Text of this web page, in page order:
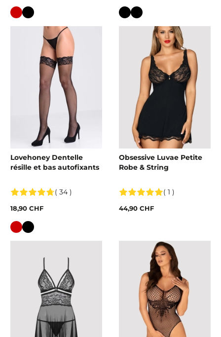
Couleur Couleur
Lovehoney Dentelle
résille et bas autofixants
( 34 )
18,90 CHF
Couleur
Obsessive Luvae Petite
Robe & String
( 1 )
44,90 CHF